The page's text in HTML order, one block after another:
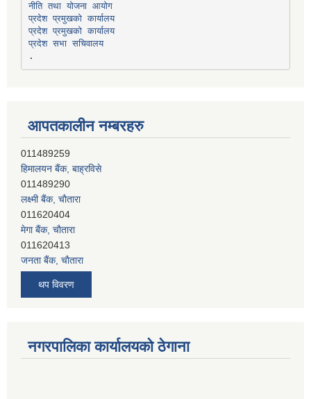
नीति तथा योजना आयोग
प्रदेश प्रमुखको कार्यालय
प्रदेश प्रमुखको कार्यालय
प्रदेश सभा सचिवालय
आपतकालीन नम्बरहरु
हिमालयन बैंक, बाह्रविसे
011489290
लक्ष्मी बैंक, चाैतारा
011620404
मेगा बैंक, चाैतारा
011620413
जनता बैंक, चाैतारा
011620406
देव विकास बैंक, बाह्रविसे
सिभिल बैंक, मेलम्ची
011401055
थप विवरण
नगरपालिका कार्यालयको ठेगाना